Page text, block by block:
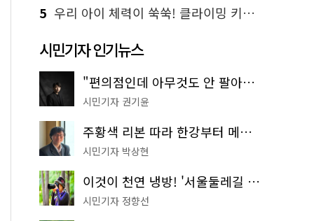
5 우리 아이 체력이 쑥쑥! 클라이밍 키즈카페·어린이 체력장
시민기자 인기뉴스
"편의점인데 아무것도 안 팔아요" 서울에서 가장 특별한 편의점의 정체
시민기자 권기윤
주황색 리본 따라 한강부터 메타세쿼이아 숲길까지…서울둘레길 15코스
시민기자 박상현
이것이 천연 냉방! '서울둘레길 9코스'로 숲속 피서 떠나볼까
시민기자 정향선